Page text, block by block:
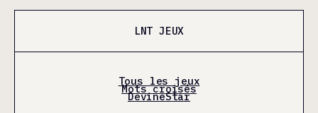
LNT JEUX
Tous les jeux
Mots croisés
DevineStar